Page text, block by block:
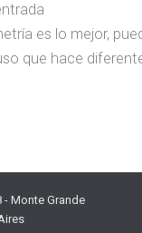
es lo mejor,
que hace
- Monte Grande